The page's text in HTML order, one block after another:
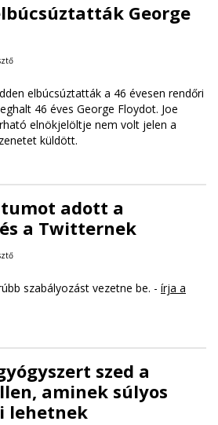
George
elbúcsúztatták a 46 évesen rendőri
46 éves George Floydot. Joe
elnökjelöltje nem volt jelen a
küldött.
adott a
a Twitternek
szabályozást vezetne be. - írja a
szed a
aminek súlyos
lehetnek